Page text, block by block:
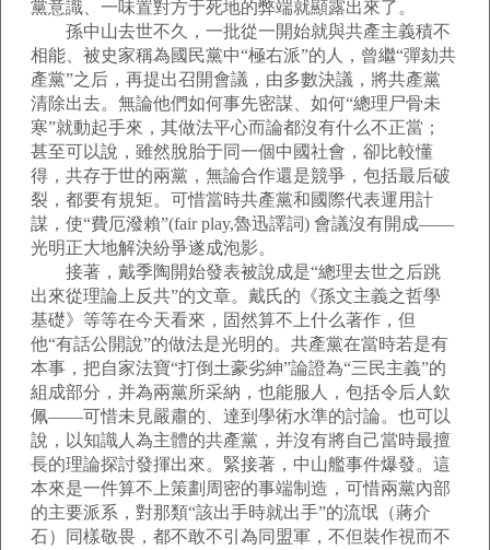
黨意識、一味置對方于死地的弊端就顯露出來了。
孫中山去世不久，一批從一開始就與共產主義積不
相能、被史家稱為國民黨中“極右派”的人，曾繼“彈劾共
產黨”之后，再提出召開會議，由多數決議，將共產黨
清除出去。無論他們如何事先密謀、如何“總理尸骨未
寒”就動起手來，其做法平心而論都沒有什么不正當；
甚至可以說，雖然脫胎于同一個中國社會，卻比較懂
得，共存于世的兩黨，無論合作還是競爭，包括最后破
裂，都要有規矩。可惜當時共產黨和國際代表運用計
謀，使“費厄潑賴”(fair play,魯迅譯詞) 會議沒有開成——
光明正大地解決紛爭遂成泡影。
接著，戴季陶開始發表被說成是“總理去世之后跳
出來從理論上反共”的文章。戴氏的《孫文主義之哲學
基礎》等等在今天看來，固然算不上什么著作，但
他“有話公開說”的做法是光明的。共產黨在當時若是有
本事，把自家法寶“打倒土豪劣紳”論證為“三民主義”的
組成部分，并為兩黨所采納，也能服人，包括令后人欽
佩——可惜未見嚴肅的、達到學術水準的討論。也可以
說，以知識人為主體的共產黨，并沒有將自己當時最擅
長的理論探討發揮出來。緊接著，中山艦事件爆發。這
本來是一件算不上策劃周密的事端制造，可惜兩黨內部
的主要派系，對那類“該出手時就出手”的流氓（蔣介
石）同樣敬畏，都不敢不引為同盟軍，不但裝作視而不